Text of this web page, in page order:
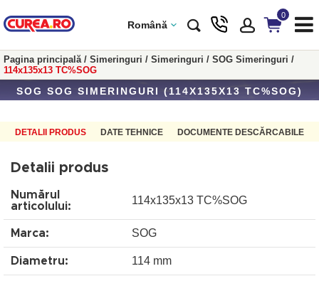
Română
0
Pagina principală/ Simeringuri / Simeringuri / SOG Simeringuri /
114x135x13 TC%SOG
SOG SOG SIMERINGURI (114X135X13 TC%SOG)
DETALII PRODUS DATE TEHNICE DOCUMENTE DESCĂRCABILE
Detalii produs
Numărul
articolului:
114x135x13 TC%SOG
Marca: SOG
Diametru: 114 mm